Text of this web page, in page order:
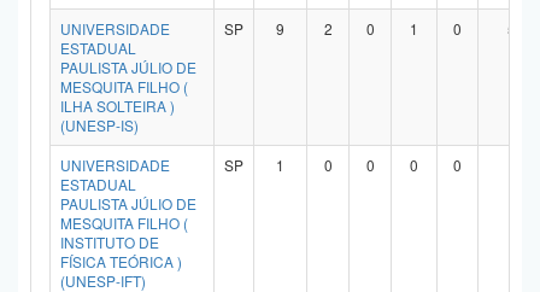
UNIVERSIDADE
ESTADUAL
PAULISTA JÚLIO DE
MESQUITA FILHO (
ILHA SOLTEIRA )
(UNESP-IS)
SP 9 2 0 1 0 5
UNIVERSIDADE
ESTADUAL
PAULISTA JÚLIO DE
MESQUITA FILHO (
INSTITUTO DE
FÍSICA TEÓRICA )
(UNESP-IFT)
SP 1 0 0 0 0